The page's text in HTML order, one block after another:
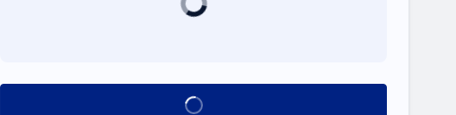
Alles zien